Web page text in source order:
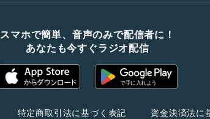
スマホで簡単、音声のみで配信者に！
あなたも今すぐラジオ配信
特定商取引法に基づく表記 資金決済法に